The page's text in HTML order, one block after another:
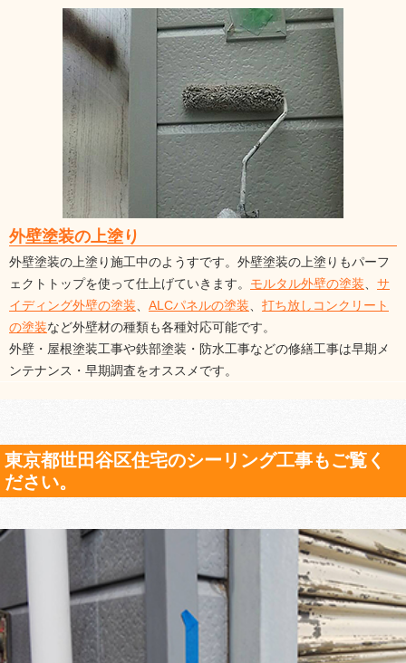
外壁塗装の上塗り
外壁塗装の上塗り施工中のようすです。外壁塗装の上塗りもパーフ
ェクトトップを使って仕上げていきます。 モルタル外壁の塗装
サ
イディング外壁の塗装
ALCパネルの塗装
打ち放しコンクリート
の塗装など外壁材の種類も各種対応可能です。
外壁・屋根塗装工事や鉄部塗装・防水工事などの修繕工事は早期メ
ンテナンス・早期調査をオススメです。
東京都世田谷区住宅のシーリング工事もご覧く
ださい。